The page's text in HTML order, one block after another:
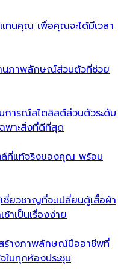
แทนคุณ เพื่อคุณจะได้มีเวลา
นภาพลักษณ์ส่วนตัวที่ช่วย
การณ์สไตลิสต์ส่วนตัวระดับ
พาะสิ่งที่ดีที่สุด
ที่แท้จริงของคุณ พร้อม
ชี่ยวชาญที่จะเปลี่ยนตู้เสื้อผ้า
าเป็นเรื่องง่าย
ร้างภาพลักษณ์มืออาชีพที่
ในทุกห้องประชุม